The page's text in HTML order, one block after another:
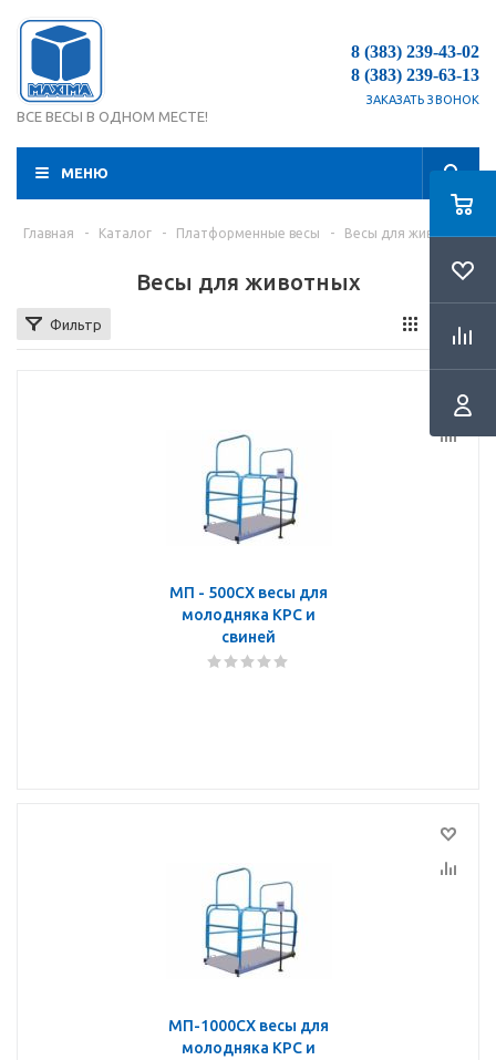
8 (383) 239-43-02
8 (383) 239-63-13
ЗАКАЗАТЬ ЗВОНОК
ВСЕ ВЕСЫ В ОДНОМ МЕСТЕ!
МЕНЮ
Главная - Каталог - Платформенные весы - Весы для животных
Весы для животных
Фильтр
МП - 500СХ весы для
молодняка КРС и
свиней
МП-1000СХ весы для
молодняка КРС и